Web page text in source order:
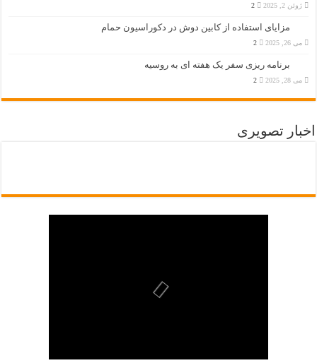
ژوئن 2, 2025 2
مزایای استفاده از کابین دوش در دکوراسیون حمام
می 26, 2025 2
برنامه ریزی سفر یک هفته ای به روسیه
می 28, 2025 2
اخبار تصویری